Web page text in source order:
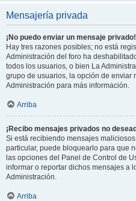
Mensajería privada
¡No puedo enviar un mensaje privado!
Hay tres razones posibles; no está
Administración del foro ha
todos los usuarios, o bien La
grupo de usuarios, la opción de enviar
Administración para más información.
Arriba
¡Recibo mensajes privados no
Si está recibiendo mensajes
particular, puede bloquearlo para que
las opciones del Panel de Control de
informar o reportar dichos mensajes a
Administración.
Arriba